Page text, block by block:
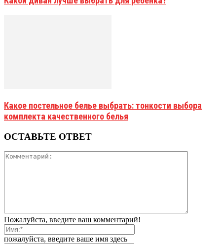
Какое постельное белье выбрать: тонкости выбора
комплекта качественного белья
ОСТАВЬТЕ ОТВЕТ
Пожалуйста, введите ваш комментарий!
пожалуйста, введите ваше имя здесь